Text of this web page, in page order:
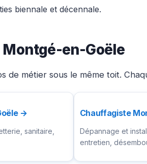
biennale et décennale.
Montgé-en-Goële
de métier sous le même toit.
→
sanitaire,
Chauffagiste
Dépannage et
entretien,